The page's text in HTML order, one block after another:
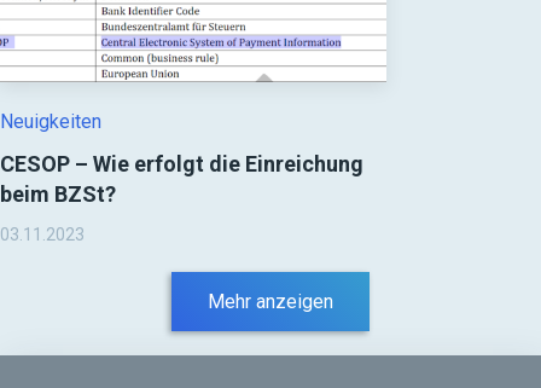
Neuigkeiten
CESOP – Wie erfolgt die Einreichung
beim BZSt?
03.11.2023
Mehr anzeigen